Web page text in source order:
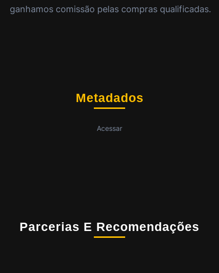
ganhamos comissão pelas compras qualificadas.
Metadados
Acessar
Parcerias E Recomendações